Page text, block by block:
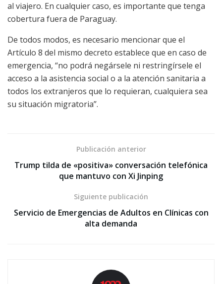
al viajero. En cualquier caso, es importante que tenga
cobertura fuera de Paraguay.
De todos modos, es necesario mencionar que el
Artículo 8 del mismo decreto establece que en caso de
emergencia, “no podrá negársele ni restringírsele el
acceso a la asistencia social o a la atención sanitaria a
todos los extranjeros que lo requieran, cualquiera sea
su situación migratoria”.
Publicación anterior
Trump tilda de «positiva» conversación telefónica
que mantuvo con Xi Jinping
Siguiente publicación
Servicio de Emergencias de Adultos en Clínicas con
alta demanda